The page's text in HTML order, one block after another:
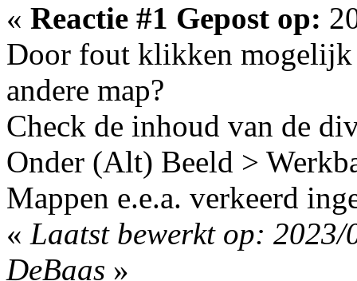
« Reactie #1 Gepost op:
Door fout klikken mogelijk
andere map?
Check de inhoud van de
Onder (Alt) Beeld >
Mappen e.e.a. verkeerd
« Laatst bewerkt op:
DeBaas »